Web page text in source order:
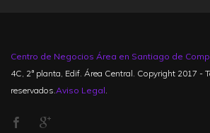
Centro de Negocios Área en Santiago de
4C, 2ª planta, Edif. Área Central. Copyright 2017 -
reservados.Aviso Legal.